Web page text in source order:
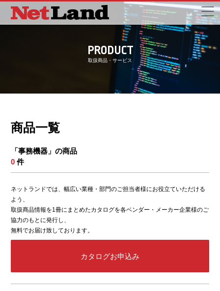
PRODUCT
取扱商品・サービス
商品一覧
「事務機器」の商品
0 件
ネットランドでは、幅広い業種・部門のご担当者様にお役立ていただける
よう、
取扱商品情報を1冊にまとめたカタログを各ベンダー・メーカー企業様のご
協力のもとに発行し、
無料でお届け致しております。
カタログお申込み